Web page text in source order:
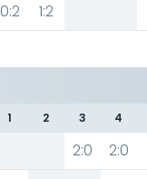
0:2 1:2
1 2 3 4
2:0 2:0